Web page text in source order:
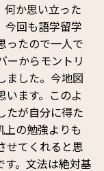
何か思い立った
今回も語学留学
ったので一人で
ーからモントリ
ました。今地図
います。このよ
たが自分に得た
上の勉強よりも
せてくれると思
す。文法は絶対基